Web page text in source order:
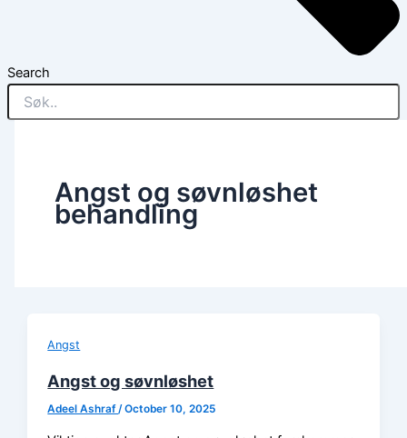
Search
Angst og søvnløshet
behandling
Angst
Angst og søvnløshet
Adeel Ashraf /October 10, 2025